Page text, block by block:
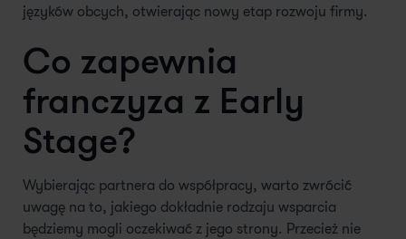
języków obcych, otwierając nowy etap rozwoju firmy.
Co zapewnia
franczyza z Early
Stage?
Wybierając partnera do współpracy, warto zwrócić
uwagę na to, jakiego dokładnie rodzaju wsparcia
będziemy mogli oczekiwać z jego strony. Przecież nie